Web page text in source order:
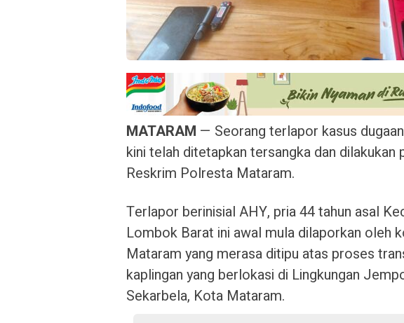
MATARAM — Seorang terlapor kasus
kini telah ditetapkan tersangka dan dilakukan
Reskrim Polresta Mataram.
Terlapor berinisial AHY, pria 44 tahun asal
Lombok Barat ini awal mula dilaporkan oleh
Mataram yang merasa ditipu atas proses
kaplingan yang berlokasi di Lingkungan
Sekarbela, Kota Mataram.